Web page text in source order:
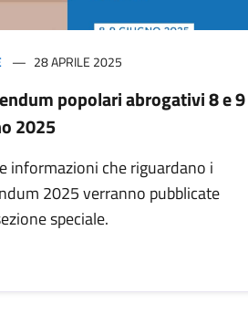
28 APRILE 2025
popolari abrogativi 8 e 9
2025
informazioni che riguardano i
2025 verranno pubblicate
speciale.